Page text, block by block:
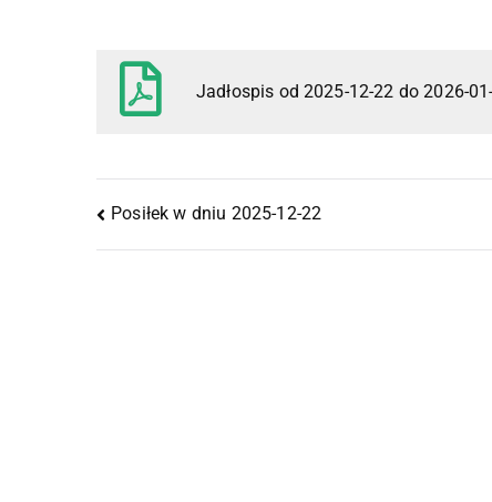
Jadłospis od 2025-12-22 do 2026-
Posiłek w dniu 2025-12-22